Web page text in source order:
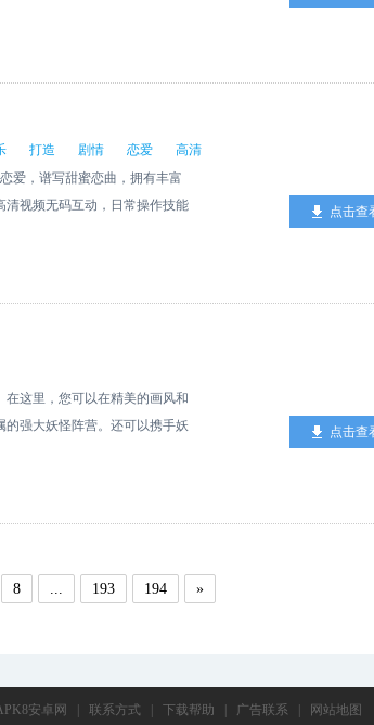
而且我们做的内容会比较
个“滚雪球”的模式做平台产
滚得更快。4399游戏盒成功有
系，我们可以帮助运营产品打
志v8.2.0.52版本1.首页顶部卡
，快来抢先体验吧！3.首页金
家。你将会成为一名十分专业
打造 剧情 恋爱
高清
爱，谱写甜蜜恋曲，拥有丰富
清视频无码互动，日常操作技能
点击查
在这里，您可以在精美的画风和
强大妖怪阵营。还可以携手妖
带来最具有独特魅力的妖怪收
点击查
8 ... 193 194 »
安卓网 联系方式 下载帮助 广告联系 网站地图